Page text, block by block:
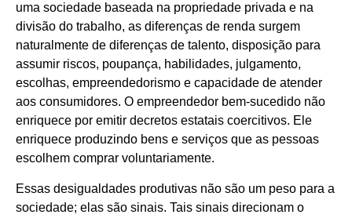
uma sociedade baseada na propriedade privada e na
divisão do trabalho, as diferenças de renda surgem
naturalmente de diferenças de talento, disposição para
assumir riscos, poupança, habilidades, julgamento,
escolhas, empreendedorismo e capacidade de atender
aos consumidores. O empreendedor bem-sucedido não
enriquece por emitir decretos estatais coercitivos. Ele
enriquece produzindo bens e serviços que as pessoas
escolhem comprar voluntariamente.
Essas desigualdades produtivas não são um peso para a
sociedade; elas são sinais. Tais sinais direcionam o